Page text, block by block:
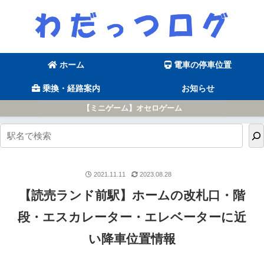
ホーム 電車の停車位置
乗換・経路案内 お知らせ
【ミニゲーム】オセロゲーム
【読売ランド前駅】ホームの改札口・階
段・エスカレーター・エレベーターに近
い降車位置情報
2021.11.11 2023.08.28